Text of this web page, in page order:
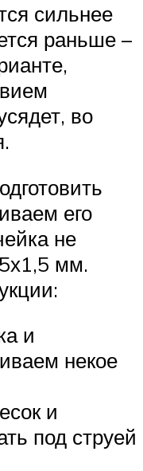
сильнее
раньше –
во
его
не
мм.
и
некое
и
под струей